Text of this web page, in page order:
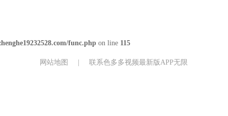
func.php on line 115
网站地图 联系色多多视频最新版APP无限